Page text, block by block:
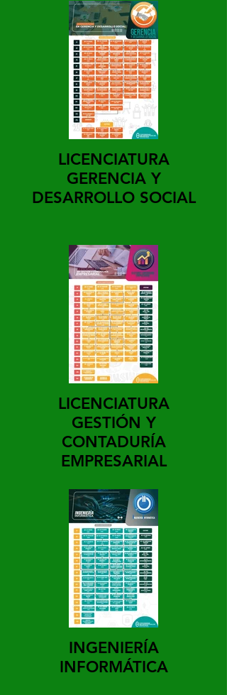
LICENCIATURA
GERENCIA Y
DESARROLLO SOCIAL
LICENCIATURA
GESTIÓN Y
CONTADURÍA
EMPRESARIAL
INGENIERÍA
INFORMÁTICA